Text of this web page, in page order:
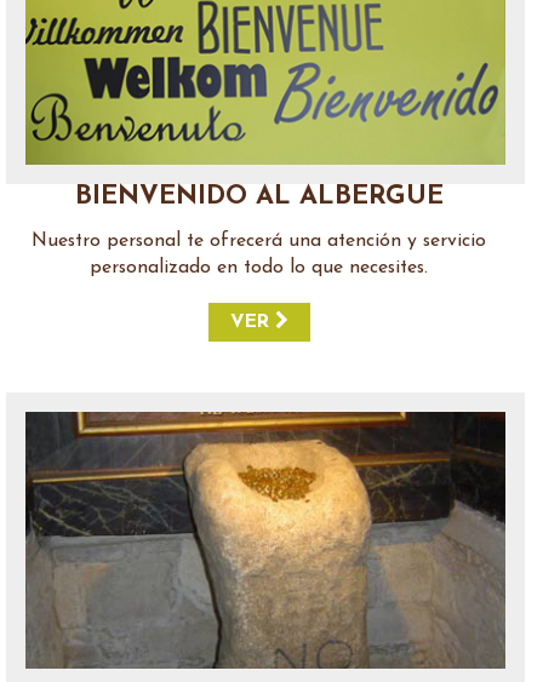
BIENVENIDO AL ALBERGUE
Nuestro personal te ofrecerá una atención y servicio
personalizado en todo lo que necesites.
VER